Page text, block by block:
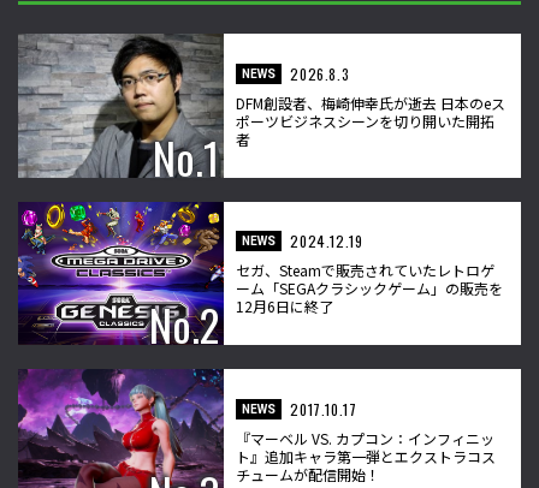
NEWS
2026.8.3
DFM創設者、梅崎伸幸氏が逝去 日本のeス
ポーツビジネスシーンを切り開いた開拓
者
NEWS
2024.12.19
セガ、Steamで販売されていたレトロゲ
ーム「SEGAクラシックゲーム」の販売を
12月6日に終了
NEWS
2017.10.17
『マーベル VS. カプコン：インフィニッ
ト』追加キャラ第一弾とエクストラコス
チュームが配信開始！